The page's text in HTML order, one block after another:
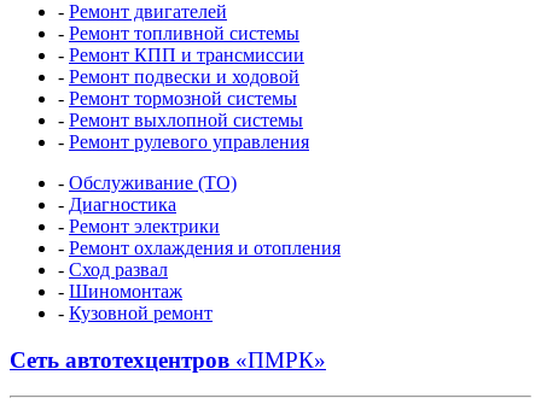
- Ремонт двигателей
- Ремонт топливной системы
- Ремонт КПП и трансмиссии
- Ремонт подвески и ходовой
- Ремонт тормозной системы
- Ремонт выхлопной системы
- Ремонт рулевого управления
- Обслуживание (ТО)
- Диагностика
- Ремонт электрики
- Ремонт охлаждения и отопления
- Сход развал
- Шиномонтаж
- Кузовной ремонт
Сеть автотехцентров «ПМРК»